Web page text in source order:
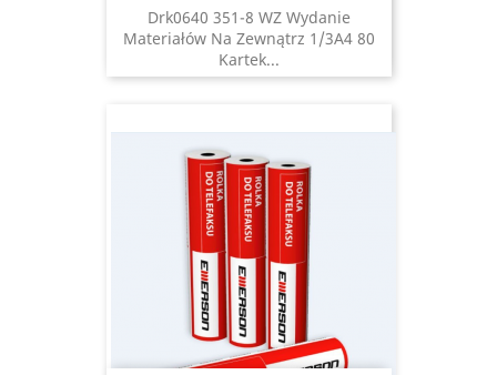
Drk0640 351-8 WZ Wydanie
Materiałów Na Zewnątrz 1/3A4 80
Kartek...